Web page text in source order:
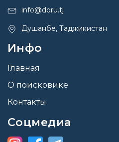
info@doru.tj
Душанбе, Таджикистан
Инфо
Главная
О поисковике
Контакты
Соцмедиа